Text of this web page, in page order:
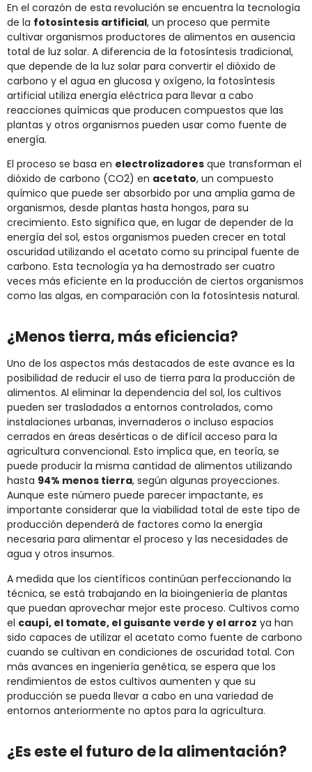
En el corazón de esta revolución se encuentra la tecnología
de la fotosíntesis artificial, un proceso que permite
cultivar organismos productores de alimentos en ausencia
total de luz solar. A diferencia de la fotosíntesis tradicional,
que depende de la luz solar para convertir el dióxido de
carbono y el agua en glucosa y oxígeno, la fotosíntesis
artificial utiliza energía eléctrica para llevar a cabo
reacciones químicas que producen compuestos que las
plantas y otros organismos pueden usar como fuente de
energía.
El proceso se basa en electrolizadores que transforman el
dióxido de carbono (CO2) en acetato, un compuesto
químico que puede ser absorbido por una amplia gama de
organismos, desde plantas hasta hongos, para su
crecimiento. Esto significa que, en lugar de depender de la
energía del sol, estos organismos pueden crecer en total
oscuridad utilizando el acetato como su principal fuente de
carbono. Esta tecnología ya ha demostrado ser cuatro
veces más eficiente en la producción de ciertos organismos
como las algas, en comparación con la fotosíntesis natural.
¿Menos tierra, más eficiencia?
Uno de los aspectos más destacados de este avance es la
posibilidad de reducir el uso de tierra para la producción de
alimentos. Al eliminar la dependencia del sol, los cultivos
pueden ser trasladados a entornos controlados, como
instalaciones urbanas, invernaderos o incluso espacios
cerrados en áreas desérticas o de difícil acceso para la
agricultura convencional. Esto implica que, en teoría, se
puede producir la misma cantidad de alimentos utilizando
hasta 94% menos tierra, según algunas proyecciones.
Aunque este número puede parecer impactante, es
importante considerar que la viabilidad total de este tipo de
producción dependerá de factores como la energía
necesaria para alimentar el proceso y las necesidades de
agua y otros insumos.
A medida que los científicos continúan perfeccionando la
técnica, se está trabajando en la bioingeniería de plantas
que puedan aprovechar mejor este proceso. Cultivos como
el caupí, el tomate, el guisante verde y el arroz ya han
sido capaces de utilizar el acetato como fuente de carbono
cuando se cultivan en condiciones de oscuridad total. Con
más avances en ingeniería genética, se espera que los
rendimientos de estos cultivos aumenten y que su
producción se pueda llevar a cabo en una variedad de
entornos anteriormente no aptos para la agricultura.
¿Es este el futuro de la alimentación?